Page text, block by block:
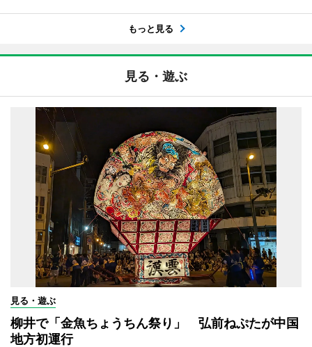
もっと見る
見る・遊ぶ
見る・遊ぶ
柳井で「金魚ちょうちん祭り」 弘前ねぷたが中国
地方初運行